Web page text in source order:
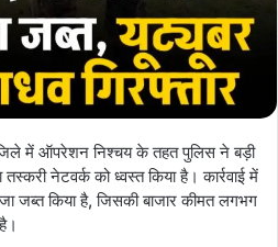
में ऑपरेशन निश्चय के तहत पुलिस ने बड़ी
तस्करी नेटवर्क को ध्वस्त किया है। कार्रवाई में
जब्त किया है, जिसकी बाजार कीमत लगभग